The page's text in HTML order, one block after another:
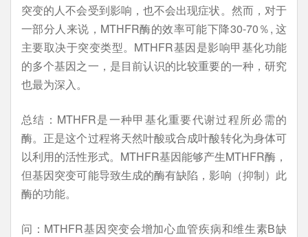
突变的人不会受到影响，也不会出现症状。然而，对于
一部分人来说，MTHFR酶的效率可能下降30-70％, 这
主要取决于突变类型。MTHFR基因是影响甲基化功能
的多个基因之一，是目前认识的比较重要的一种，研究
也最为深入。
总结：MTHFR是一种甲基化重要代谢过程所必需的
酶。正是这个过程将天然叶酸或合成叶酸转化为身体可
以利用的活性形式。MTHFR基因能够产生MTHFR酶，
但基因突变可能导致生成的酶有缺陷，影响（抑制）此
酶的功能。
问：MTHFR基因突变会增加心血管疾病和维生素B缺